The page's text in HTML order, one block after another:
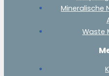
Mineralische
Waste